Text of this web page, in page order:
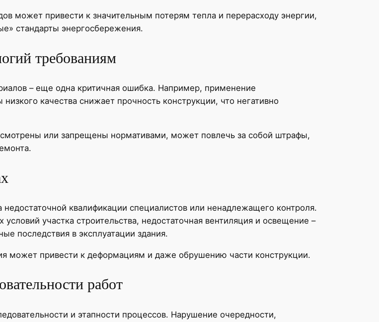
может привести к значительным потерям тепла и перерасходу энергии,
стандарты энергосбережения.
требованиям
– еще одна критичная ошибка. Например, применение
качества снижает прочность конструкции, что негативно
или запрещены нормативами, может повлечь за собой штрафы,
квалификации специалистов или ненадлежащего контроля.
участка строительства, недостаточная вентиляция и освещение –
последствия в эксплуатации здания.
может привести к деформациям и даже обрушению части конструкции.
работ
и этапности процессов. Нарушение очередности,